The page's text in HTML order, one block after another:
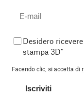
Desidero
stampa 3D”
Facendo clic, si accetta di
Iscriviti